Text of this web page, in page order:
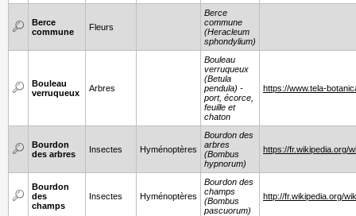
Berce
commune
Fleurs
Berce
commune
(Heracleum
sphondylium)
Bouleau
verruqueux
Arbres
Bouleau
verruqueux
(Betula
pendula) -
port, écorce,
feuille et
chaton
https://www.tela-
Bourdon
des arbres
Insectes Hyménoptères
Bourdon des
arbres
(Bombus
hypnorum)
https://fr.wikipedia.org/
Bourdon
des
champs
Insectes Hyménoptères
Bourdon des
champs
(Bombus
pascuorum)
http://fr.wikipedia.org/